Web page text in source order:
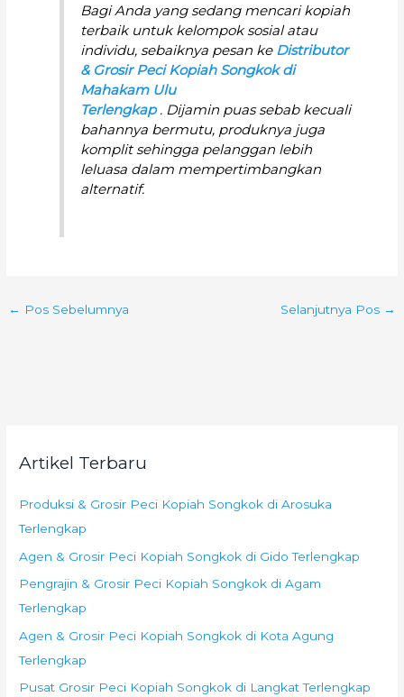
Bagi Anda yang sedang mencari kopiah
terbaik untuk kelompok sosial atau
individu, sebaiknya pesan ke Distributor
& Grosir Peci Kopiah Songkok di
Mahakam Ulu
Terlengkap. Dijamin puas sebab kecuali
bahannya bermutu, produknya juga
komplit sehingga pelanggan lebih
leluasa dalam mempertimbangkan
alternatif.
← Pos Sebelumnya Selanjutnya Pos →
Artikel Terbaru
Produksi & Grosir Peci Kopiah Songkok di Arosuka
Terlengkap
Agen & Grosir Peci Kopiah Songkok di Gido Terlengkap
Pengrajin & Grosir Peci Kopiah Songkok di Agam
Terlengkap
Agen & Grosir Peci Kopiah Songkok di Kota Agung
Terlengkap
Pusat Grosir Peci Kopiah Songkok di Langkat Terlengkap